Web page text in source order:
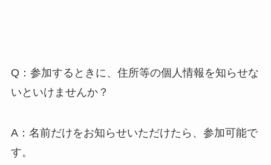
Q：参加するときに、住所等の個人情報を知らせな
いといけませんか？
A：名前だけをお知らせいただけたら、参加可能で
す。